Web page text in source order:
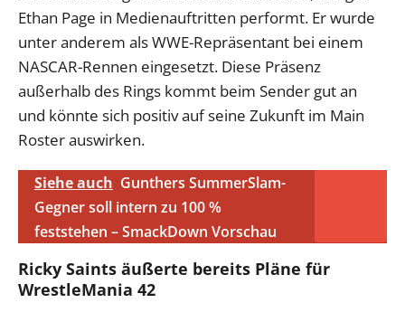
Ethan Page in Medienauftritten performt. Er wurde
unter anderem als WWE-Repräsentant bei einem
NASCAR-Rennen eingesetzt. Diese Präsenz
außerhalb des Rings kommt beim Sender gut an
und könnte sich positiv auf seine Zukunft im Main
Roster auswirken.
Siehe auch Gunthers SummerSlam-
Gegner soll intern zu 100 %
feststehen – SmackDown Vorschau
Ricky Saints äußerte bereits Pläne für
WrestleMania 42